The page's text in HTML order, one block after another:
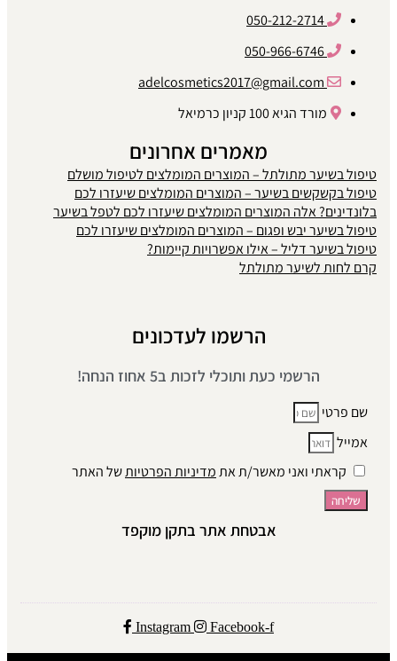
050-212-2714
050-966-6746
adelcosmetics2017@gmail.com
מורד הגיא 100 קניון כרמיאל
מאמרים אחרונים
טיפול בשיער מתולתל – המוצרים המומלצים לטיפול מושלם
טיפול בקשקשים בשיער – המוצרים המומלצים שיעזרו לכם
בלונדינים? אלה המוצרים המומלצים שיעזרו לכם לטפל בשיער
טיפול בשיער יבש ופגום – המוצרים המומלצים שיעזרו לכם
טיפול בשיער דליל – אילו אפשרויות קיימות?
קרם לחות לשיער מתולתל
הרשמו לעדכונים
הרשמי כעת ותוכלי לזכות ב5 אחוז הנחה!
שם פרטי
אמייל
קראתי ואני מאשר/ת אתמדיניות הפרטיותשל האתר
שליחה
אבטחת אתר בתקן מוקפד
Instagram Facebook-f